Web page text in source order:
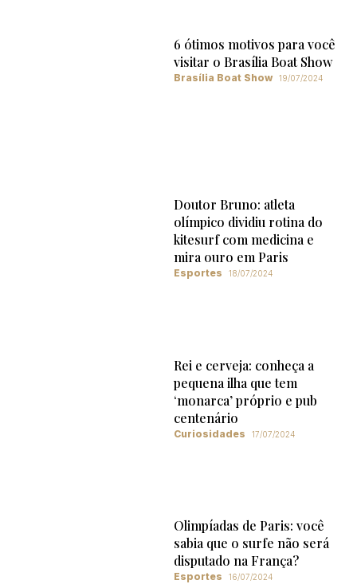
6 ótimos motivos para você
visitar o Brasília Boat Show
Brasília Boat Show 19/07/2024
Doutor Bruno: atleta
olímpico dividiu rotina do
kitesurf com medicina e
mira ouro em Paris
Esportes 18/07/2024
Rei e cerveja: conheça a
pequena ilha que tem
‘monarca’ próprio e pub
centenário
Curiosidades 17/07/2024
Olimpíadas de Paris: você
sabia que o surfe não será
disputado na França?
Esportes 16/07/2024